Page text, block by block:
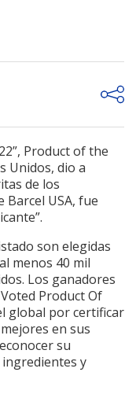
Product of the
Unidos, dio a
de los
Barcel USA, fue
son elegidas
menos 40 mil
Los ganadores
Product Of
global por certificar
en sus
su
y